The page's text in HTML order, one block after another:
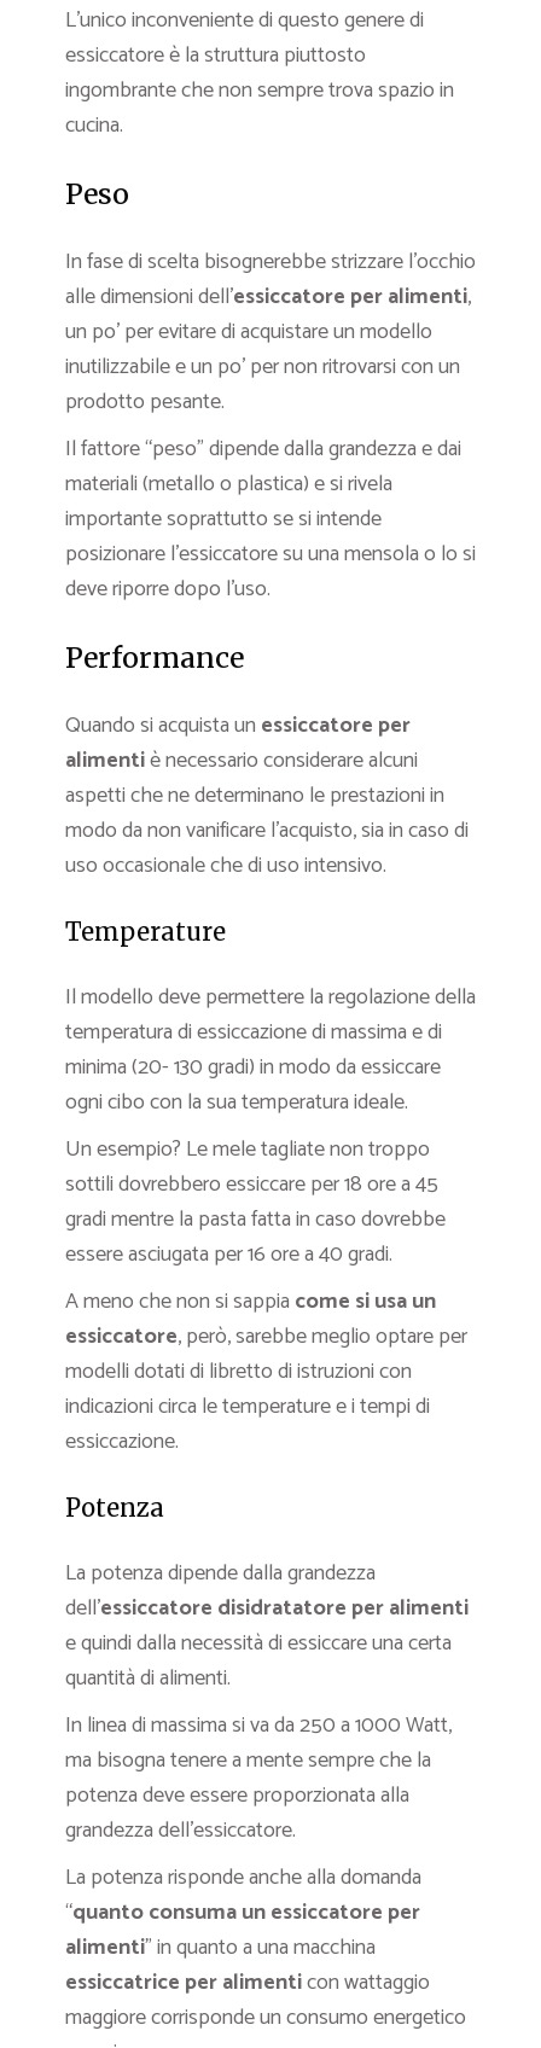
L’unico inconveniente di questo genere di
essiccatore è la struttura piuttosto
ingombrante che non sempre trova spazio in
cucina.
Peso
In fase di scelta bisognerebbe strizzare l’occhio
alle dimensioni dell’essiccatore per alimenti,
un po’ per evitare di acquistare un modello
inutilizzabile e un po’ per non ritrovarsi con un
prodotto pesante.
Il fattore “peso” dipende dalla grandezza e dai
materiali (metallo o plastica) e si rivela
importante soprattutto se si intende
posizionare l’essiccatore su una mensola o lo si
deve riporre dopo l’uso.
Performance
Quando si acquista un essiccatore per
alimentiè necessario considerare alcuni
aspetti che ne determinano le prestazioni in
modo da non vanificare l’acquisto, sia in caso di
uso occasionale che di uso intensivo.
Temperature
Il modello deve permettere la regolazione della
temperatura di essiccazione di massima e di
minima (20- 130 gradi) in modo da essiccare
ogni cibo con la sua temperatura ideale.
Un esempio? Le mele tagliate non troppo
sottili dovrebbero essiccare per 18 ore a 45
gradi mentre la pasta fatta in caso dovrebbe
essere asciugata per 16 ore a 40 gradi.
A meno che non si sappia come si usa un
essiccatore, però, sarebbe meglio optare per
modelli dotati di libretto di istruzioni con
indicazioni circa le temperature e i tempi di
essiccazione.
Potenza
La potenza dipende dalla grandezza
dell’essiccatore disidratatore per alimenti
e quindi dalla necessità di essiccare una certa
quantità di alimenti.
In linea di massima si va da 250 a 1000 Watt,
ma bisogna tenere a mente sempre che la
potenza deve essere proporzionata alla
grandezza dell’essiccatore.
La potenza risponde anche alla domanda
“quanto consuma un essiccatore per
alimenti” in quanto a una macchina
essiccatrice per alimenticon wattaggio
maggiore corrisponde un consumo energetico